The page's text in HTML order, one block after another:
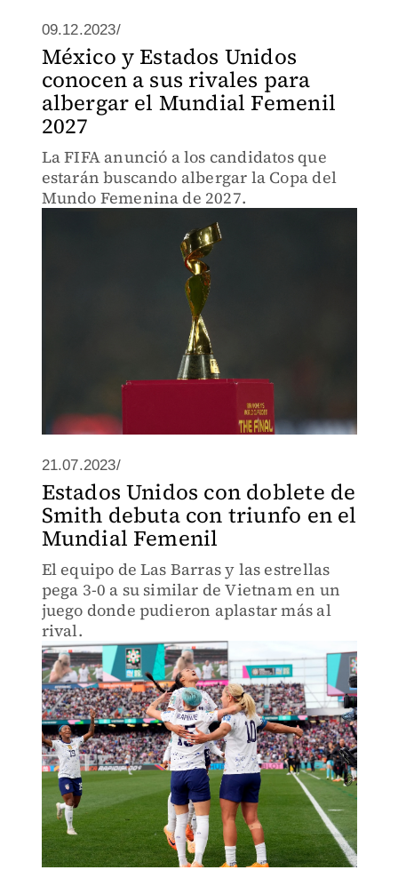
09.12.2023/
México y Estados Unidos
conocen a sus rivales para
albergar el Mundial Femenil
2027
La FIFA anunció a los candidatos que
estarán buscando albergar la Copa del
Mundo Femenina de 2027.
21.07.2023/
Estados Unidos con doblete de
Smith debuta con triunfo en el
Mundial Femenil
El equipo de Las Barras y las estrellas
pega 3-0 a su similar de Vietnam en un
juego donde pudieron aplastar más al
rival.